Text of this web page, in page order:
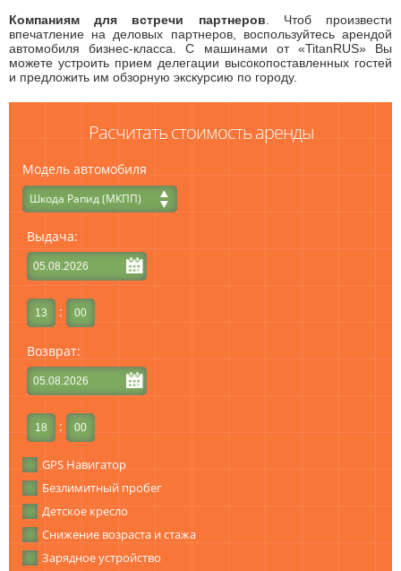
Компаниям для встречи партнеров . Чтоб произвести
впечатление на деловых партнеров, воспользуйтесь арендой
автомобиля бизнес-класса. С машинами от «TitanRUS» Вы
можете устроить прием делегации высокопоставленных гостей
и предложить им обзорную экскурсию по городу.
Расчитать стоимость аренды
Модель автомобиля
Шкода Рапид (МКПП)
Выдача:
:
Возврат:
:
GPS Навигатор
Безлимитный пробег
Детское кресло
Снижение возраста и стажа
Зарядное устройство